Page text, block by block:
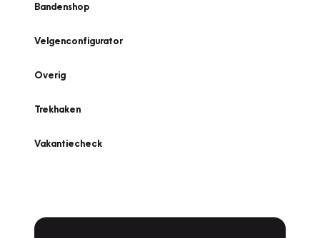
Bandenshop
Velgenconfigurator
Overig
Trekhaken
Vakantiecheck